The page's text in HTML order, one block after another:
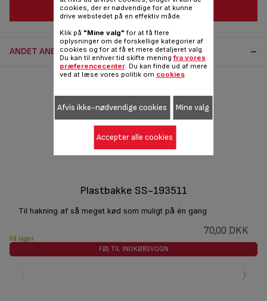
FØJ TIL INDKØBSVOGN
ANDET ANBEFALET TILBEHØR:
Plastbakke SS-193511
Til hakning af så meget kød som muligt på én gang
70,00 DKK
På lager
FØJ TIL INDKØBSVOGN
›
cookies, der er nødvendige for at kunne
drive webstedet på en effektiv måde.
Klik på "Mine valg" for at få flere
oplysninger om de forskellige kategorier af
cookies og for at få et mere detaljeret valg.
Du kan til enhver tid skifte mening fra vores
præferencecenter. Du kan finde ud af mere
ved at læse vores politik om cookies.
Afvis ikke-nødvendige cookies Mine valg
Accepter alle cookies